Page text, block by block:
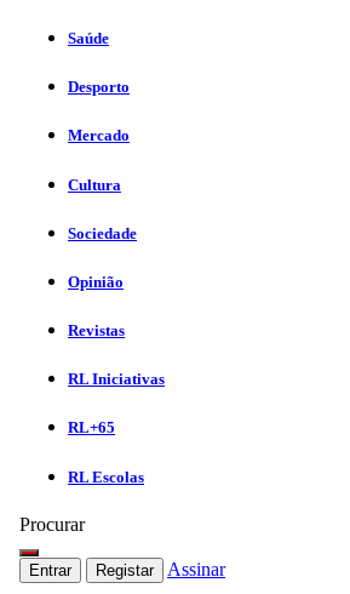
Saúde
Desporto
Mercado
Cultura
Sociedade
Opinião
Revistas
RL Iniciativas
RL+65
RL Escolas
Procurar
Entrar Registar Assinar